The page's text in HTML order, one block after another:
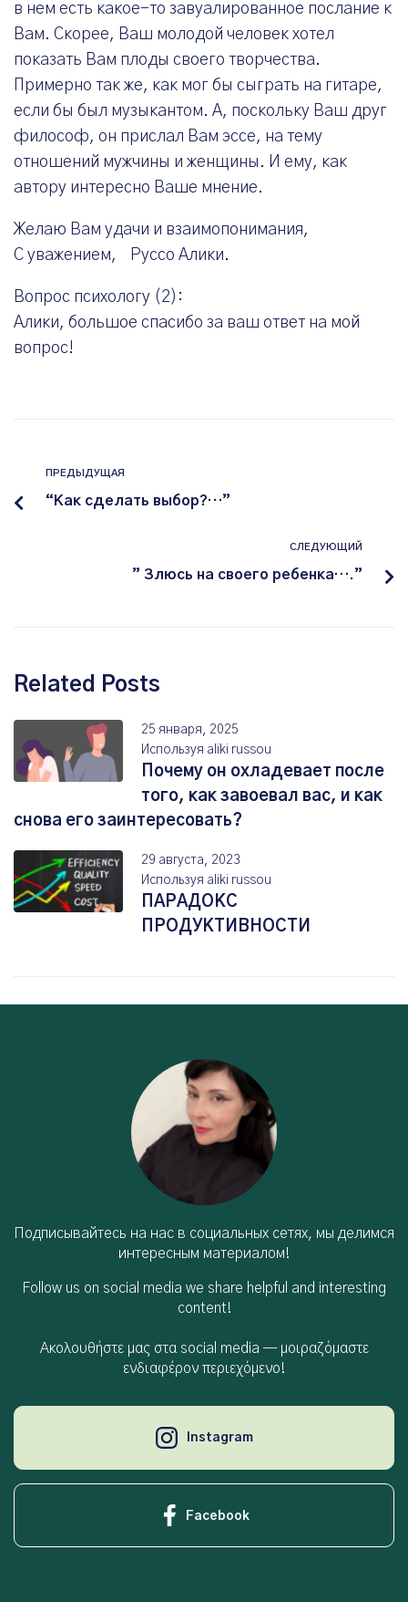
в нем есть какое-то завуалированное послание к
Вам. Скорее, Ваш молодой человек хотел
показать Вам плоды своего творчества.
Примерно так же, как мог бы сыграть на гитаре,
если бы был музыкантом. А, поскольку Ваш друг
философ, он прислал Вам эссе, на тему
отношений мужчины и женщины. И ему, как
автору интересно Ваше мнение.
Желаю Вам удачи и взаимопонимания,
С уважением, Руссо Алики.
Вопрос психологу (2):
Алики, большое спасибо за ваш ответ на мой
вопрос!
ПРЕДЫДУЩАЯ
“Как сделать выбор?…”
СЛЕДУЮЩИЙ
” Злюсь на своего ребенка….”
Related Posts
25 января, 2025
Используя aliki russou
Почему он охладевает после
того, как завоевал вас, и как
снова его заинтересовать?
29 августа, 2023
Используя aliki russou
ПАРАДОКС
ПРОДУКТИВНОСТИ
Подписывайтесь на нас в социальных сетях, мы делимся
интересным материалом!
Follow us on social media we share helpful and interesting
content!
Ακολουθήστε μας στα social media — μοιραζόμαστε
ενδιαφέρον περιεχόμενο!
Instagram
Facebook